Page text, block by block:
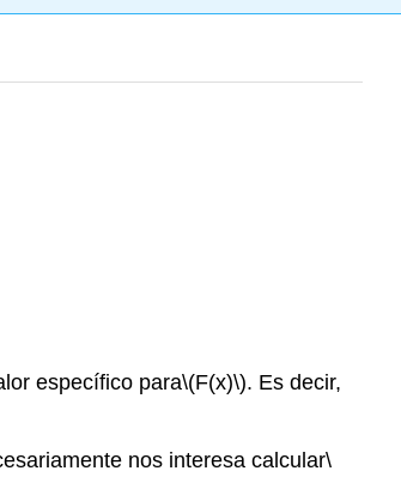
específico para\(F(x)\). Es decir,
nos interesa calcular\